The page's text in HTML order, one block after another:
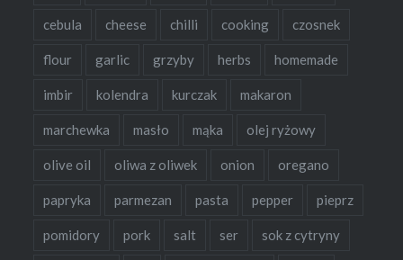
cebula cheese chilli cooking czosnek
flour garlic grzyby herbs homemade
imbir kolendra kurczak makaron
marchewka masło mąka olej ryżowy
olive oil oliwa z oliwek onion oregano
papryka parmezan pasta pepper pieprz
pomidory pork salt ser sok z cytryny